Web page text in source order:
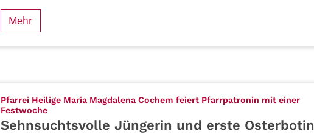
Mehr
Pfarrei Heilige Maria Magdalena Cochem feiert Pfarrpatronin mit einer
Festwoche:
Sehnsuchtsvolle Jüngerin und erste Osterbotin